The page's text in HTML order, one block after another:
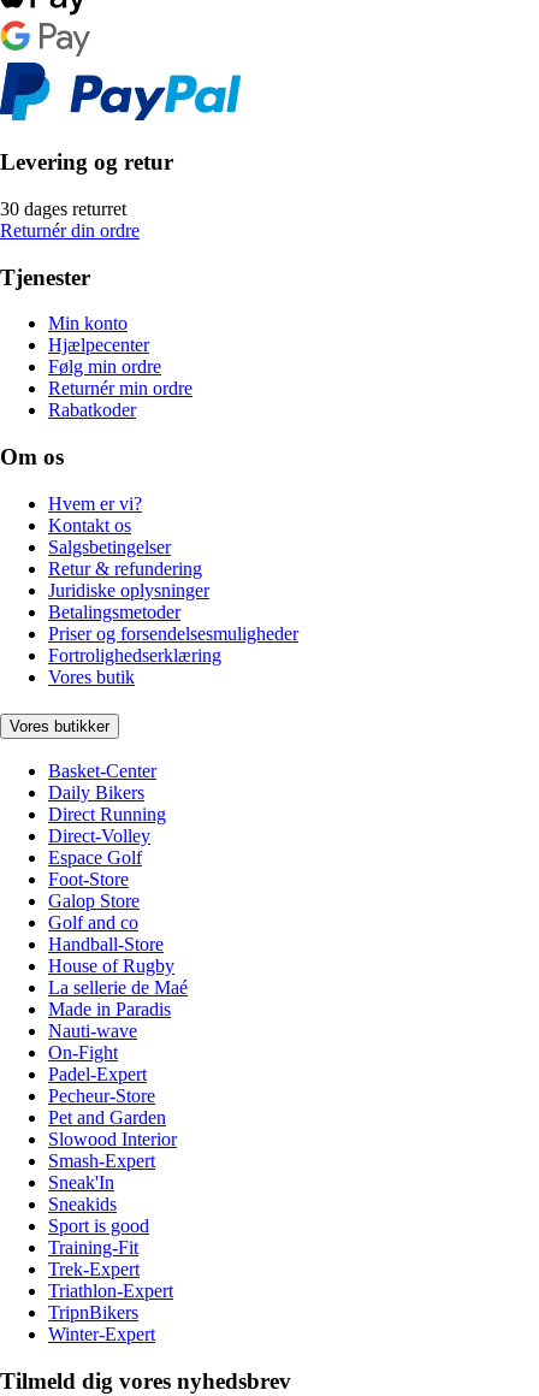
Levering og retur
30 dages returret
Returnér din ordre
Tjenester
Min konto
Hjælpecenter
Følg min ordre
Returnér min ordre
Rabatkoder
Om os
Hvem er vi?
Kontakt os
Salgsbetingelser
Retur & refundering
Juridiske oplysninger
Betalingsmetoder
Priser og forsendelsesmuligheder
Fortrolighedserklæring
Vores butik
Vores butikker
Basket-Center
Daily Bikers
Direct Running
Direct-Volley
Espace Golf
Foot-Store
Galop Store
Golf and co
Handball-Store
House of Rugby
La sellerie de Maé
Made in Paradis
Nauti-wave
On-Fight
Padel-Expert
Pecheur-Store
Pet and Garden
Slowood Interior
Smash-Expert
Sneak'In
Sneakids
Sport is good
Training-Fit
Trek-Expert
Triathlon-Expert
TripnBikers
Winter-Expert
Tilmeld dig vores nyhedsbrev